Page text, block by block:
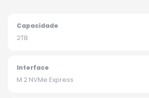
Capacidade
2TB
Interface
M.2 NVMe Express